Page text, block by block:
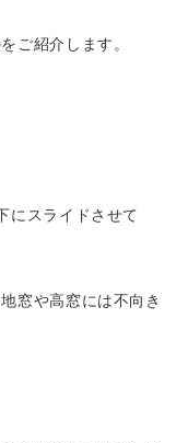
ご紹介します。
にスライドさせて
窓や高窓には不向き